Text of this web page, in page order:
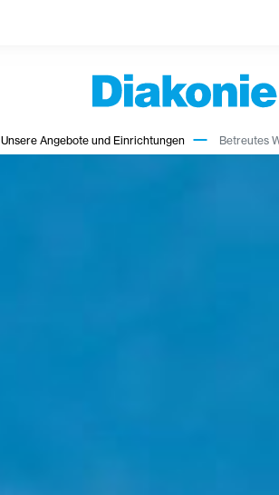
Unsere Angebote und Einrichtungen Betreutes